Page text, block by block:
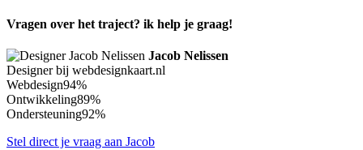
Vragen over het traject? ik help je graag!
Jacob Nelissen
Designer bij webdesignkaart.nl
Webdesign94%
Ontwikkeling89%
Ondersteuning92%
Stel direct je vraag aan Jacob